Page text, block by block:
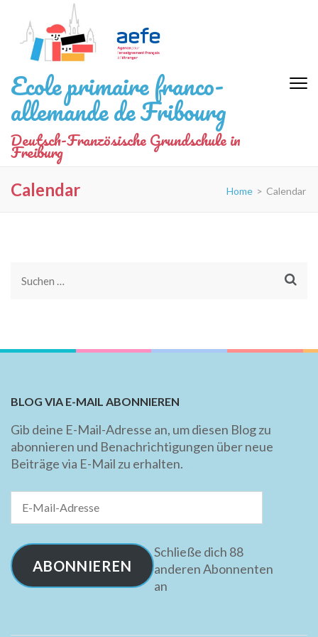
Inhalt
springen
(Eingabetaste
drücken)
Ecole primaire franco-
allemande de Fribourg
Deutsch-Französische Grundschule in
Freiburg
Calendar Home > Calendar
Suchen
BLOG VIA E-MAIL ABONNIEREN
Gib deine E-Mail-Adresse an, um diesen Blog zu
abonnieren und Benachrichtigungen über neue
Beiträge via E-Mail zu erhalten.
Mail-
ABONNIEREN
Schließe dich 88
anderen Abonnenten
an